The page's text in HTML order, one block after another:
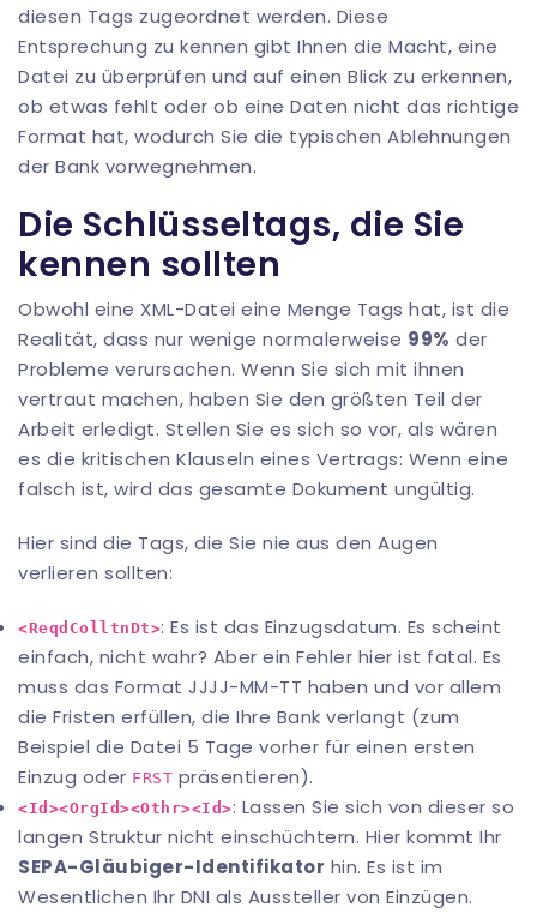
diesen Tags zugeordnet werden. Diese
Entsprechung zu kennen gibt Ihnen die Macht, eine
Datei zu überprüfen und auf einen Blick zu erkennen,
ob etwas fehlt oder ob eine Daten nicht das richtige
Format hat, wodurch Sie die typischen Ablehnungen
der Bank vorwegnehmen.
Die Schlüsseltags, die Sie
kennen sollten
Obwohl eine XML-Datei eine Menge Tags hat, ist die
Realität, dass nur wenige normalerweise 99% der
Probleme verursachen. Wenn Sie sich mit ihnen
vertraut machen, haben Sie den größten Teil der
Arbeit erledigt. Stellen Sie es sich so vor, als wären
es die kritischen Klauseln eines Vertrags: Wenn eine
falsch ist, wird das gesamte Dokument ungültig.
Hier sind die Tags, die Sie nie aus den Augen
verlieren sollten:
<ReqdColltnDt>: Es ist das Einzugsdatum. Es scheint
einfach, nicht wahr? Aber ein Fehler hier ist fatal. Es
muss das Format JJJJ-MM-TT haben und vor allem
die Fristen erfüllen, die Ihre Bank verlangt (zum
Beispiel die Datei 5 Tage vorher für einen ersten
Einzug oder FRST präsentieren).
<Id><OrgId><Othr><Id>: Lassen Sie sich von dieser so
langen Struktur nicht einschüchtern. Hier kommt Ihr
SEPA-Gläubiger-Identifikator hin. Es ist im
Wesentlichen Ihr DNI als Aussteller von Einzügen.